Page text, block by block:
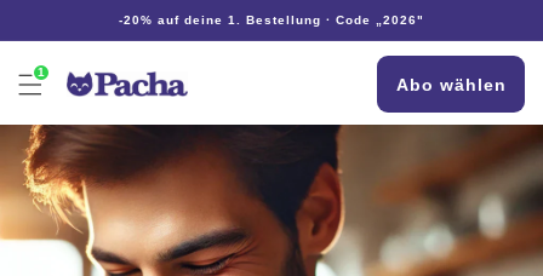
Inhalt
-20% auf deine 1. Bestellung · Code „2026"
1
Abo wählen